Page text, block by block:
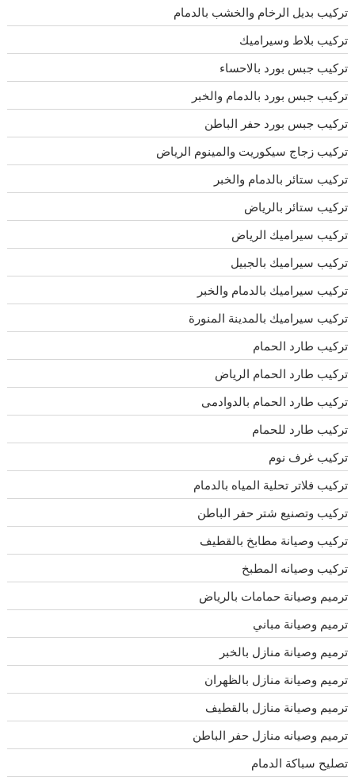
تركيب بديل الرخام والخشب بالدمام
تركيب بلاط وسيراميك
تركيب جبس بورد بالاحساء
تركيب جبس بورد بالدمام والخبر
تركيب جبس بورد حفر الباطن
تركيب زجاج سيكوريت والمينوم الرياض
تركيب ستائر بالدمام والخبر
تركيب ستائر بالرياض
تركيب سيراميك الرياض
تركيب سيراميك بالجبيل
تركيب سيراميك بالدمام والخبر
تركيب سيراميك بالمدينة المنورة
تركيب طارد الحمام
تركيب طارد الحمام الرياض
تركيب طارد الحمام بالدوادمى
تركيب طارد للحمام
تركيب غرف نوم
تركيب فلاتر تحلية المياه بالدمام
تركيب وتصنيع شتر حفر الباطن
تركيب وصيانة مطابخ بالقطيف
تركيب وصيانه المطبخ
ترميم وصيانة حمامات بالرياض
ترميم وصيانة مباني
ترميم وصيانة منازل بالخبر
ترميم وصيانة منازل بالظهران
ترميم وصيانة منازل بالقطيف
ترميم وصيانه منازل حفر الباطن
تصليح سباكة الدمام